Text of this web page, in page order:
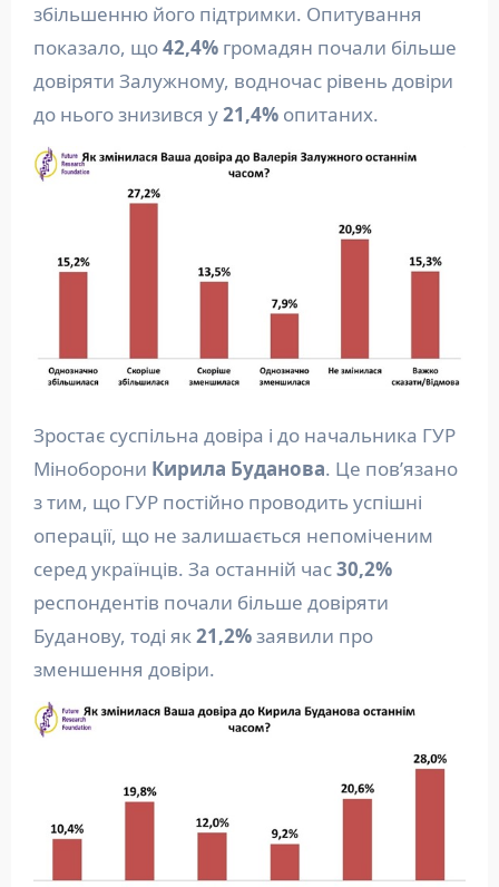
збільшенню його підтримки. Опитування
показало, що42,4%громадян почали більше
довіряти Залужному, водночас рівень довіри
до нього знизився у21,4%опитаних.
Зростає суспільна довіра і до начальника ГУР
Міноборони Кирила Буданова. Це пов’язано
з тим, що ГУР постійно проводить успішні
операції, що не залишається непоміченим
серед українців. За останній час30,2%
респондентів почали більше довіряти
Буданову, тоді як21,2%заявили про
зменшення довіри.